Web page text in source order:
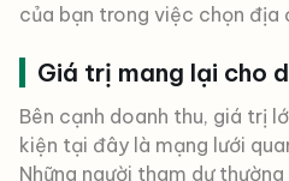
của bạn trong việc chọn địa
Giá trị mang lại cho
Bên cạnh doanh thu, giá trị
kiện tại đây là mạng lưới
Những người tham dự